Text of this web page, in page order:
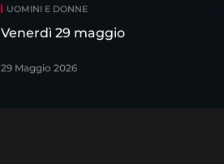
UOMINI E DONNE
Venerdì 29 maggio
29 Maggio 2026